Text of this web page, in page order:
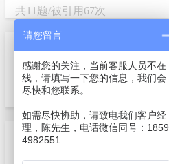
共11题/被引用67次
卷
微博热搜对于社会热点新
请您留言
感谢您的关注，当前客服人员不在
线，请填写一下您的信息，我们会
尽快和您联系。
如需尽快协助，请致电我们客户经
理，陈先生，电话微信同号：1859
4982551